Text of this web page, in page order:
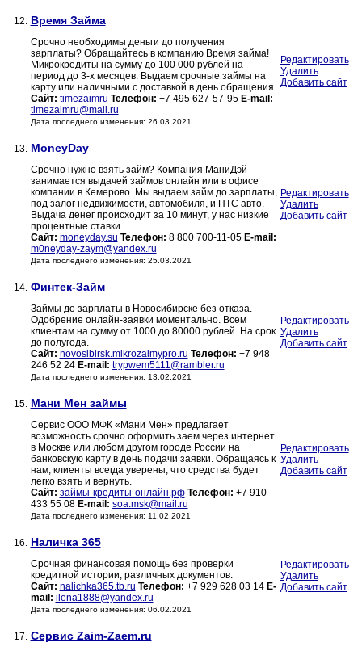
12. Время Займа
Срочно необходимы деньги до получения
зарплаты? Обращайтесь в компанию Время займа!
Микрокредиты на сумму до 100 000 рублей на
период до 3-х месяцев. Выдаем срочные займы на
карту или наличными с доставкой в день обращения.
Сайт: timezaimru Телефон: +7 495 627-57-95 E-mail:
timezaimru@mail.ru
Дата последнего изменения: 26.03.2021
Редактировать
Удалить
Добавить сайт
13. MoneyDay
Срочно нужно взять займ? Компания МаниДэй
занимается выдачей займов онлайн или в офисе
компании в Кемерово. Мы выдаем займ до зарплаты,
под залог недвижимости, автомобиля, и ПТС авто.
Выдача денег происходит за 10 минут, у нас низкие
процентные ставки...
Сайт: moneyday.su Телефон: 8 800 700-11-05 E-mail:
m0neyday-zaym@yandex.ru
Дата последнего изменения: 25.03.2021
Редактировать
Удалить
Добавить сайт
14. Финтек-Займ
Займы до зарплаты в Новосибирске без отказа.
Одобрение онлайн-заявки моментально. Всем
клиентам на сумму от 1000 до 80000 рублей. На срок
до полугода.
Сайт: novosibirsk.mikrozaimypro.ru Телефон: +7 948
246 52 24 E-mail: trypwem5111@rambler.ru
Дата последнего изменения: 13.02.2021
Редактировать
Удалить
Добавить сайт
15. Мани Мен займы
Сервис ООО МФК «Мани Мен» предлагает
возможность срочно оформить заем через интернет
в Москве или любом другом городе России на
банковскую карту в день подачи заявки. Обращаясь к
нам, клиенты всегда уверены, что средства будет
легко взять и вернуть.
Сайт: займы-кредиты-онлайн.рф Телефон: +7 910
433 55 08 E-mail: soa.msk@mail.ru
Дата последнего изменения: 11.02.2021
Редактировать
Удалить
Добавить сайт
16. Наличка 365
Срочная финансовая помощь без проверки
кредитной истории, различных документов.
Сайт: nalichka365.tb.ru Телефон: +7 929 628 03 14 E-
mail: ilena1888@yandex.ru
Дата последнего изменения: 06.02.2021
Редактировать
Удалить
Добавить сайт
17. Сервис Zaim-Zaem.ru